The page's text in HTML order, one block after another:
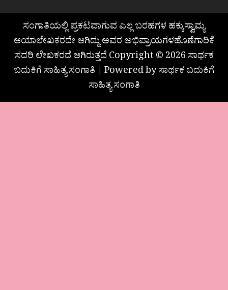
ಸಂಗಾತಿಯಲ್ಲಿ ಪ್ರಕಟವಾಗುವ ಎಲ್ಲ ಬರಹಗಳ ಹಕ್ಕುಸ್ವಾಮ್ಯ
ಆಯಾಲೇಖಕರದೇ ಆಗಿದ್ದು ಅವರ ಅಭಿಪ್ರಾಯಗಳಹೊಣೆಗಾರಿಕೆ
ಸದರಿ ಲೇಖಕರದೆ ಆಗಿರುತ್ತದೆ Copyright © 2026 ಸಾರ್ಥಕ
ಬದುಕಿಗೆ ಸಾಹಿತ್ಯ ಸಂಗಾತಿ | Powered by ಸಾರ್ಥಕ ಬದುಕಿಗೆ
ಸಾಹಿತ್ಯ ಸಂಗಾತಿ